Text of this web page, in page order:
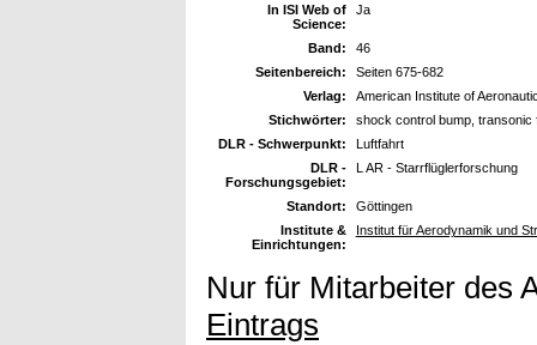
In ISI Web of
Science:
Ja
Band:
46
Seitenbereich:
Seiten 675-682
Verlag:
American Institute of
Stichwörter:
shock control bump, transonic
DLR - Schwerpunkt:
Luftfahrt
DLR -
Forschungsgebiet:
L AR - Starrflüglerforschung
Standort:
Göttingen
Institute &
Einrichtungen:
Institut für Aerodynamik und
Nur für Mitarbeiter des
Eintrags